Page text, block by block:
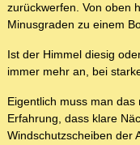
zurückwerfen. Von oben
Minusgraden zu einem
Ist der Himmel diesig
immer mehr an, bei
Eigentlich muss man
Erfahrung, dass klare
Windschutzscheiben der